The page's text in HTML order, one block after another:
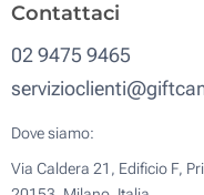
Contattaci
02 9475 9465
Dove siamo:
Via Caldera 21, Edificio F,